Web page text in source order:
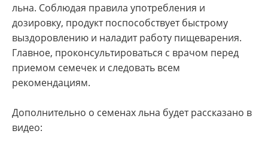
льна. Соблюдая правила употребления и
дозировку, продукт поспособствует быстрому
выздоровлению и наладит работу пищеварения.
Главное, проконсультироваться с врачом перед
приемом семечек и следовать всем
рекомендациям.
Дополнительно о семенах льна будет рассказано в
видео: